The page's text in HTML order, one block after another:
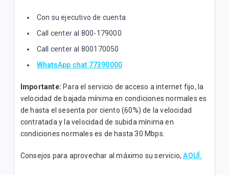
Con su ejecutivo de cuenta
Call center al 800-179000
Call center al 800170050
WhatsApp chat 77390000
Importante: Para el servicio de acceso a internet fijo, la
velocidad de bajada mínima en condiciones normales es
de hasta el sesenta por ciento (60%) de la velocidad
contratada y la velocidad de subida mínima en
condiciones normales es de hasta 30 Mbps.
Consejos para aprovechar al máximo su servicio,AQUÍ.